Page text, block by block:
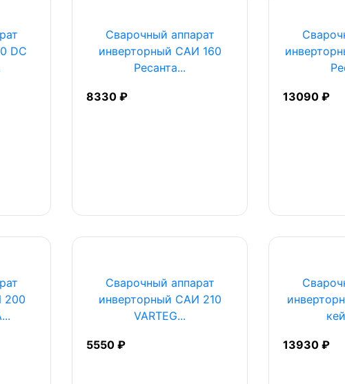
DC
Сварочный аппарат
инверторный САИ 160
Ресанта...
8330 ₽ 13090 ₽
200
Сварочный аппарат
инверторный САИ 210
VARTEG...
5550 ₽ 13930 ₽